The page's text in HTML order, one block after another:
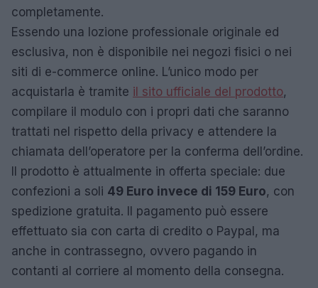
completamente.
Essendo una lozione professionale originale ed
esclusiva, non è disponibile nei negozi fisici o nei
siti di e-commerce online. L’unico modo per
acquistarla è tramite il sito ufficiale del prodotto,
compilare il modulo con i propri dati che saranno
trattati nel rispetto della privacy e attendere la
chiamata dell’operatore per la conferma dell’ordine.
Il prodotto è attualmente in offerta speciale: due
confezioni a soli 49 Euro invece di 159 Euro, con
spedizione gratuita. Il pagamento può essere
effettuato sia con carta di credito o Paypal, ma
anche in contrassegno, ovvero pagando in
contanti al corriere al momento della consegna.